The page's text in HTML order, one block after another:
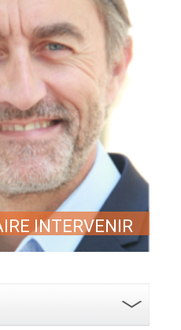
INTERVENIR